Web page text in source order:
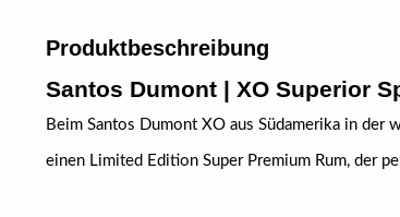
Produktbeschreibung
Santos Dumont | XO Superior
Beim Santos Dumont XO aus Südamerika in der
einen Limited Edition Super Premium Rum, der